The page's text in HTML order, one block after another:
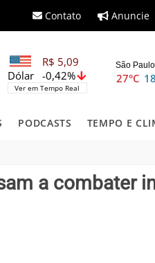
Contato Anuncie
R$ 5,09
-0,42%
Dólar
Ver em Tempo Real
27°C
PODCASTS TEMPO E
a combater